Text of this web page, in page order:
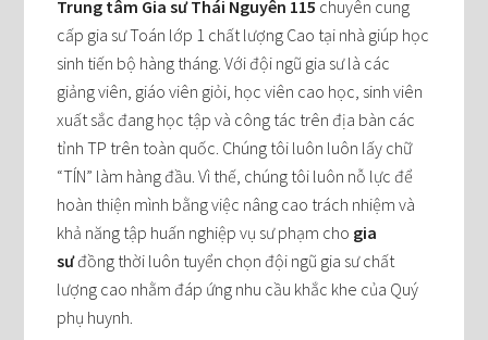
Trung tâm Gia sư Thái Nguyên 115 chuyên cung
cấp gia sư Toán lớp 1 chất lượng Cao tại nhà giúp học
sinh tiến bộ hàng tháng. Với đội ngũ gia sư là các
giảng viên, giáo viên giỏi, học viên cao học, sinh viên
xuất sắc đang học tập và công tác trên địa bàn các
tỉnh TP trên toàn quốc. Chúng tôi luôn luôn lấy chữ
“TÍN” làm hàng đầu. Vì thế, chúng tôi luôn nỗ lực để
hoàn thiện mình bằng việc nâng cao trách nhiệm và
khả năng tập huấn nghiệp vụ sư phạm cho gia
sưđồng thời luôn tuyển chọn đội ngũ gia sư chất
lượng cao nhằm đáp ứng nhu cầu khắc khe của Quý
phụ huynh.